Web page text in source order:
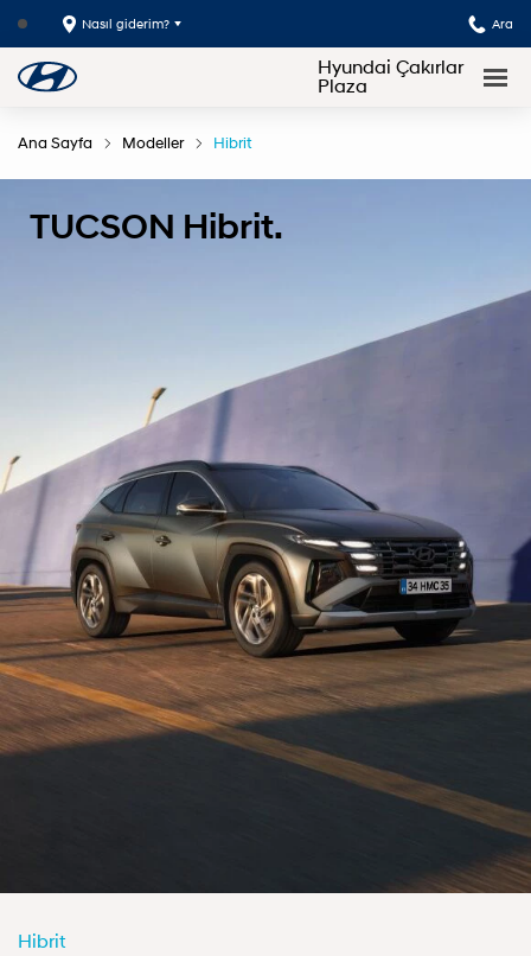
Nasıl giderim? Ara
Hyundai Çakırlar
Plaza
Ana Sayfa Modeller Hibrit
TUCSON Hibrit.
Hibrit